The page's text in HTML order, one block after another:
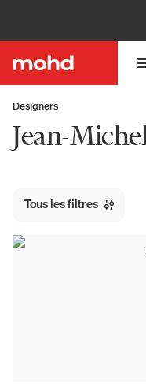
Designers
Jean-
Tous les filtres